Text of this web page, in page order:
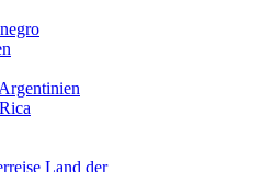
Land der